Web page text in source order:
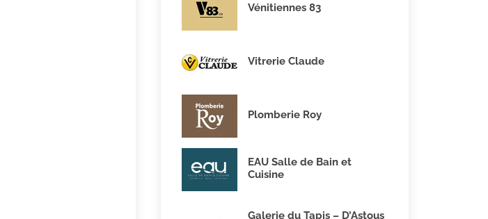
Vénitiennes 83
Vitrerie Claude
Plomberie Roy
EAU Salle de Bain et
Cuisine
Galerie du Tapis – D’Astous